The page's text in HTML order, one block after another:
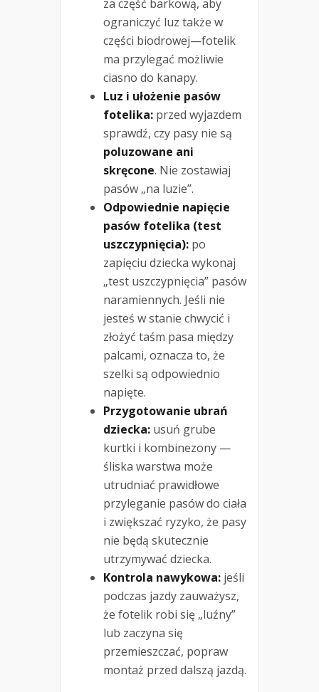
za część barkową, aby
ograniczyć luz także w
części biodrowej—fotelik
ma przylegać możliwie
ciasno do kanapy.
Luz i ułożenie pasów
fotelika: przed wyjazdem
sprawdź, czy pasy nie są
poluzowane ani
skręcone. Nie zostawiaj
pasów „na luzie”.
Odpowiednie napięcie
pasów fotelika (test
uszczypnięcia): po
zapięciu dziecka wykonaj
„test uszczypnięcia” pasów
naramiennych. Jeśli nie
jesteś w stanie chwycić i
złożyć taśm pasa między
palcami, oznacza to, że
szelki są odpowiednio
napięte.
Przygotowanie ubrań
dziecka: usuń grube
kurtki i kombinezony —
śliska warstwa może
utrudniać prawidłowe
przyleganie pasów do ciała
i zwiększać ryzyko, że pasy
nie będą skutecznie
utrzymywać dziecka.
Kontrola nawykowa: jeśli
podczas jazdy zauważysz,
że fotelik robi się „luźny”
lub zaczyna się
przemieszczać, popraw
montaż przed dalszą jazdą.